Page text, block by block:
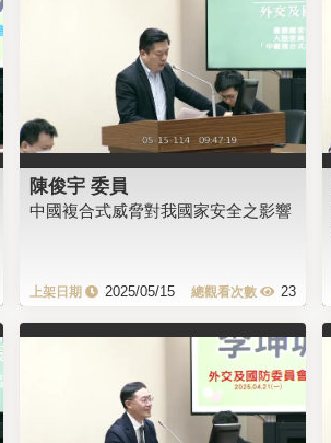
陳俊宇 委員
中國複合式威脅對我國家安全之影響
2025/05/15 23